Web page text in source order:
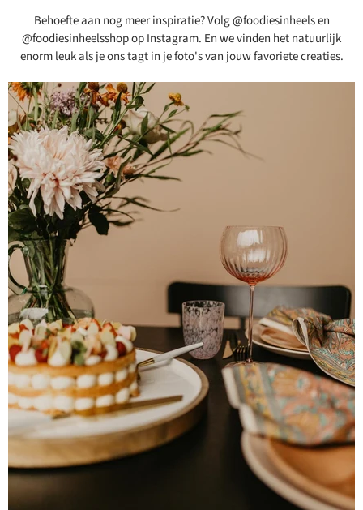
Behoefte aan nog meer inspiratie? Volg @foodiesinheels en
@foodiesinheelsshop op Instagram. En we vinden het natuurlijk
enorm leuk als je ons tagt in je foto's van jouw favoriete creaties.